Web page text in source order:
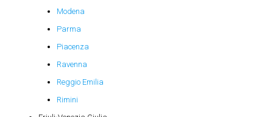
Modena
Parma
Piacenza
Ravenna
Reggio Emilia
Rimini